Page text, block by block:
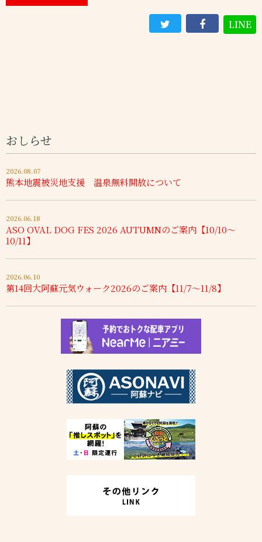
LINE
おしらせ
2026.08.07
熊本地震被災地支援 温泉無料開放について
2026.06.18
ASO OVAL DOG FES 2026 AUTUMNのご案内【10/10～
10/11】
2026.06.10
第14回大阿蘇元気ウォーク2026のご案内【11/7～11/8】